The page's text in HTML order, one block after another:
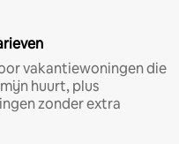
vakantiewoningen die
huurt, plus
zonder extra